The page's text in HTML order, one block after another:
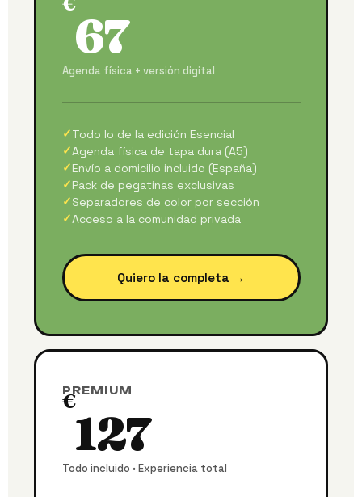
67
Agenda física + versión digital
Todo lo de la edición Esencial
Agenda física de tapa dura (A5)
Envío a domicilio incluido (España)
Pack de pegatinas exclusivas
Separadores de color por sección
Acceso a la comunidad privada
Quiero la completa →
PREMIUM
€
127
Todo incluido · Experiencia total